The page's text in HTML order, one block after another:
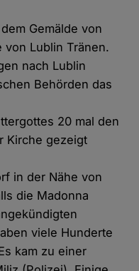
Gemälde von
von Lublin Tränen.
nach Lublin
Behörden das
20 mal den
Kirche gezeigt
in der Nähe von
die Madonna
viele Hunderte
kam zu einer